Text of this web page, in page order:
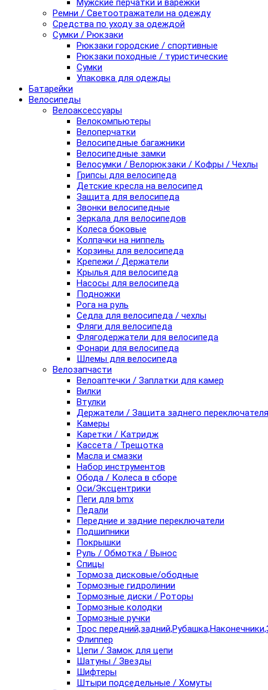
Мужские перчатки и варежки
Ремни / Светоотражатели на одежду
Средства по уходу за одеждой
Сумки / Рюкзаки
Рюкзаки городские / спортивные
Рюкзаки походные / туристические
Сумки
Упаковка для одежды
Батарейки
Велосипеды
Велоаксессуары
Велокомпьютеры
Велоперчатки
Велосипедные багажники
Велосипедные замки
Велосумки / Велорюкзаки / Кофры / Чехлы
Грипсы для велосипеда
Детские кресла на велосипед
Защита для велосипеда
Звонки велосипедные
Зеркала для велосипедов
Колеса боковые
Колпачки на ниппель
Корзины для велосипеда
Крепежи / Держатели
Крылья для велосипеда
Насосы для велосипеда
Подножки
Рога на руль
Седла для велосипеда / чехлы
Фляги для велосипеда
Флягодержатели для велосипеда
Фонари для велосипеда
Шлемы для велосипеда
Велозапчасти
Велоаптечки / Заплатки для камер
Вилки
Втулки
Держатели / Защита заднего переключателя
Камеры
Каретки / Катридж
Кассета / Трещотка
Масла и смазки
Набор инструментов
Обода / Колеса в сборе
Оси/Эксцентрики
Пеги для bmx
Педали
Передние и задние переключатели
Подшипники
Покрышки
Руль / Обмотка / Вынос
Спицы
Тормоза дисковые/ободные
Тормозные гидролинии
Тормозные диски / Роторы
Тормозные колодки
Тормозные ручки
Трос
Флиппер
Цепи / Замок для цепи
Шатуны / Звезды
Шифтеры
Штыри подседельные / Хомуты